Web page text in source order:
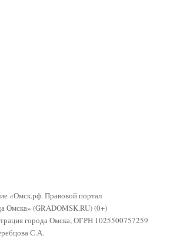
«Омск.рф. Правовой портал
Омска» (GRADOMSK.RU) (0+)
города Омска, ОГРН 1025500757259
С.А.